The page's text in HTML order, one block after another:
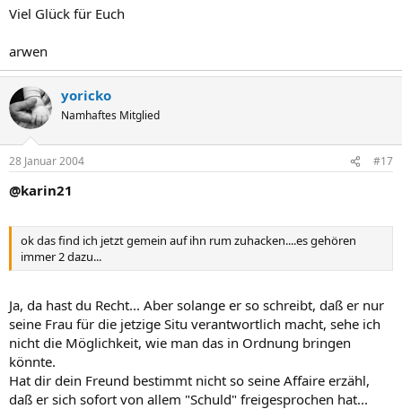
Viel Glück für Euch
arwen
yoricko
Namhaftes Mitglied
28 Januar 2004 #17
@karin21
ok das find ich jetzt gemein auf ihn rum zuhacken....es gehören
immer 2 dazu...
Ja, da hast du Recht... Aber solange er so schreibt, daß er nur
seine Frau für die jetzige Situ verantwortlich macht, sehe ich
nicht die Möglichkeit, wie man das in Ordnung bringen
könnte.
Hat dir dein Freund bestimmt nicht so seine Affaire erzähl,
daß er sich sofort von allem "Schuld" freigesprochen hat...